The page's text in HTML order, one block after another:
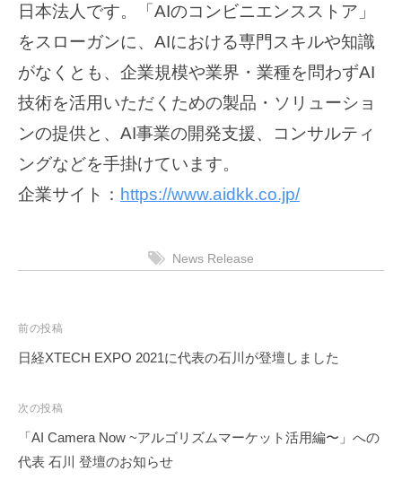
日本法人です。「AIのコンビニエンスストア」
をスローガンに、AIにおける専門スキルや知識
がなくとも、企業規模や業界・業種を問わずAI
技術を活用いただくための製品・ソリューショ
ンの提供と、AI事業の開発支援、コンサルティ
ングなどを手掛けています。
企業サイト： https://www.aidkk.co.jp/
News Release
投
稿
ビ
ゲ
ー
前の投稿
日経XTECH EXPO 2021に代表の石川が登壇しました
次の投稿
「AI Camera Now ~アルゴリズムマーケット活用編〜」への
代表 石川 登壇のお知らせ